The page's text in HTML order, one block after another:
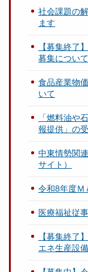
社会課題の
ます
【募集終了
募集について
食品産業物
いて
「燃料油や
報提供」の
中東情勢関
サイト）
令和8年度Ｍ
医療福祉従
【募集終了
エネ生産設